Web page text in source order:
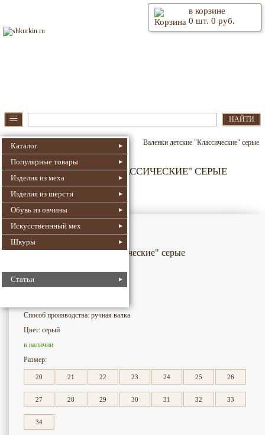
в корзине
0 шт. 0 руб.
≡ НАЙТИ
Каталог
Популярные товары
Изделия из меха
Изделия из шерсти
Обувь из овчины
Искусственнный мех
Шкуры
Статьи
Шкуркин.Ру Детские Валенки детские "Классические" серые
ВАЛЕНКИ ДЕТСКИЕ "КЛАССИЧЕСКИЕ" СЕРЫЕ
Номер для поиска:4009
Артикул: К002-1
Валенки детские "Классические" серые
Номер для поиска:
Способ производства: ручная валка
Цвет: серый
в наличии
Размер:
20 21 22 23 24 25 26
27 28 29 30 31 32 33
34